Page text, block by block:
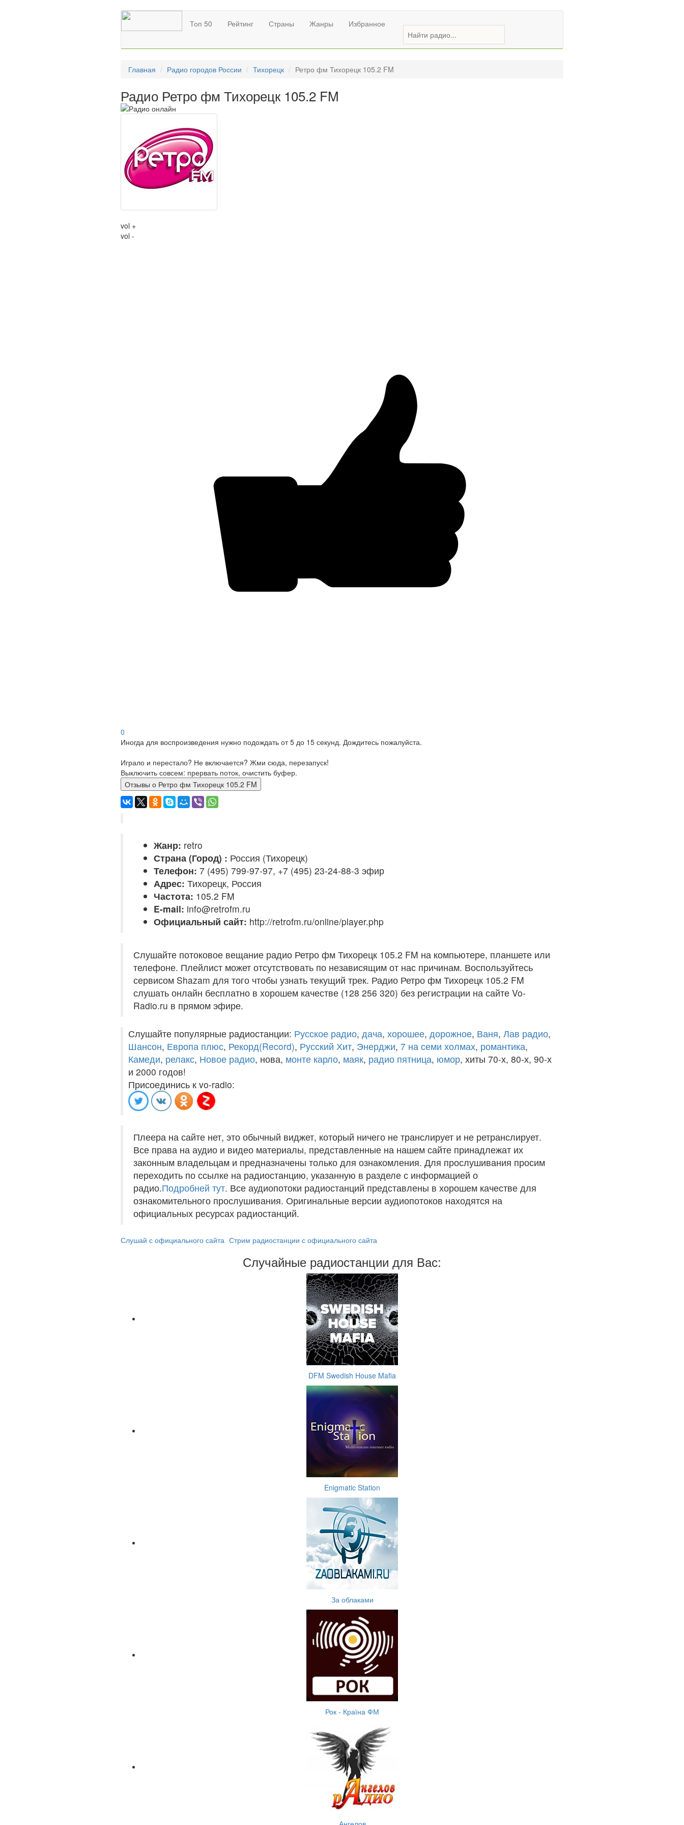
Топ 50 Рейтинг Страны Жанры Избранное
Главная Радио городов России Тихорецк Ретро фм Тихорецк 105.2 FM
Радио Ретро фм Тихорецк 105.2 FM
vol +
vol -
0
Иногда для воспроизведения нужно подождать от 5 до 15 секунд. Дождитесь пожалуйста.
Играло и перестало? Не включается? Жми сюда, перезапуск!
Выключить совсем: прервать поток, очистить буфер.
Отзывы о Ретро фм Тихорецк 105.2 FM
Жанр: retro
Страна (Город) : Россия (Тихорецк)
Телефон: 7 (495) 799-97-97, +7 (495) 23-24-88-3 эфир
Адрес: Тихорецк, Россия
Частота: 105.2 FM
E-mail: info@retrofm.ru
Официальный сайт: http://retrofm.ru/online/player.php
Слушайте потоковое вещание радио Ретро фм Тихорецк 105.2 FM на компьютере, планшете или
телефоне. Плейлист может отсутствовать по независящим от нас причинам. Воспользуйтесь
сервисом Shazam для того чтобы узнать текущий трек. Радио Ретро фм Тихорецк 105.2 FM
слушать онлайн бесплатно в хорошем качестве (128 256 320) без регистрации на сайте Vo-
Radio.ru в прямом эфире.
Слушайте популярные радиостанции: Русское радио, дача, хорошее, дорожное, Ваня, Лав радио,
Шансон, Европа плюс, Рекорд(Record), Русский Хит, Энерджи, 7 на семи холмах, романтика,
Камеди, релакс, Новое радио, нова, монте карло, маяк, радио пятница, юмор, хиты 70-х, 80-х, 90-х
и 2000 годов!
Присоединись к vo-radio:
Плеера на сайте нет, это обычный виджет, который ничего не транслирует и не ретранслирует.
Все права на аудио и видео материалы, представленные на нашем сайте принадлежат их
законным владельцам и предназначены только для ознакомления. Для прослушивания просим
переходить по ссылке на радиостанцию, указанную в разделе с информацией о
радио.Подробней тут. Все аудиопотоки радиостанций представлены в хорошем качестве для
ознакомительного прослушивания. Оригинальные версии аудиопотоков находятся на
официальных ресурсах радиостанций.
Слушай с официального сайта Стрим радиостанции с официального сайта
Случайные радиостанции для Вас:
DFM Swedish House Mafia
Enigmatic Station
За облаками
Рок - Країна ФМ